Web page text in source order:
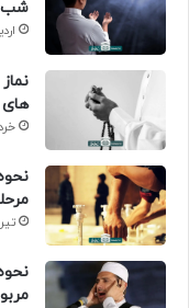
شب
خرداد
تیر 16, 1401